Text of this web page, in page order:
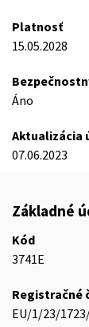
Platnosť
15.05.2028
Áno
Aktualizácia
07.06.2023
Základné
Kód
3741E
Registračné
EU/1/23/